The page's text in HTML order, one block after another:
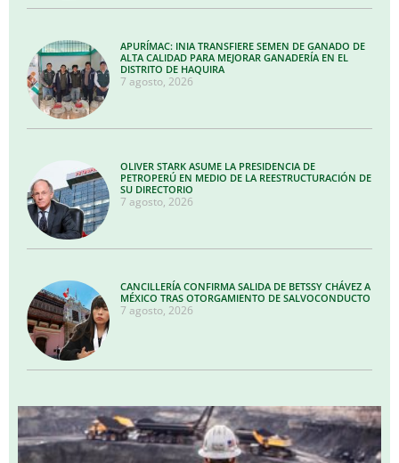
APURÍMAC: INIA TRANSFIERE SEMEN DE GANADO DE
ALTA CALIDAD PARA MEJORAR GANADERÍA EN EL
DISTRITO DE HAQUIRA
7 agosto, 2026
OLIVER STARK ASUME LA PRESIDENCIA DE
PETROPERÚ EN MEDIO DE LA REESTRUCTURACIÓN DE
SU DIRECTORIO
7 agosto, 2026
CANCILLERÍA CONFIRMA SALIDA DE BETSSY CHÁVEZ A
MÉXICO TRAS OTORGAMIENTO DE SALVOCONDUCTO
7 agosto, 2026